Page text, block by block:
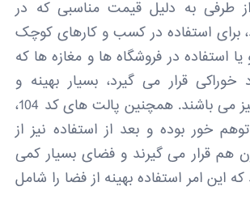
طرفی به دلیل قیمت مناسبی که در
برای استفاده در کسب و کارهای کوچک
استفاده در فروشگاه ها و مغازه ها که
خوراکی قرار می گیرد، بسیار بهینه و
مقرون به صرفه نیز می باشند. همچنین پالت های کد 104،
خور بوده و بعد از استفاده نیز از
هم قرار می گیرند و فضای بسیار کمی
این امر استفاده بهینه از فضا را شامل